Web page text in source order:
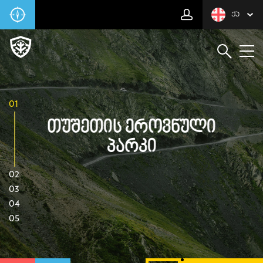
ᲥᲐ
01
02
03
04
05
Თუშეთის Ეროვნული
Პარკი